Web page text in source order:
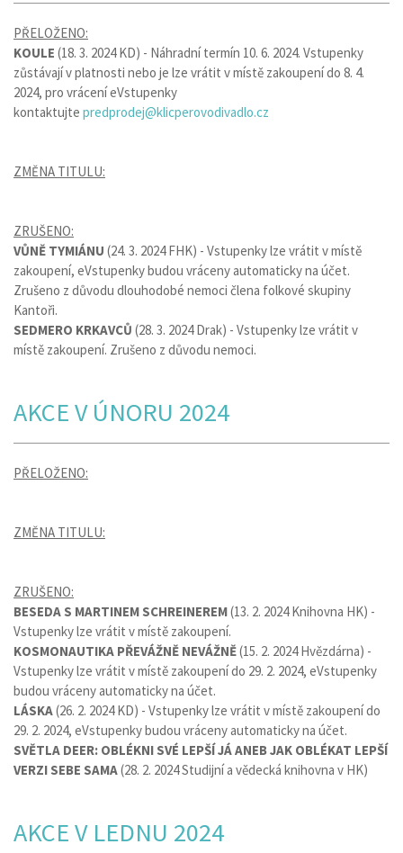
PŘELOŽENO:
KOULE (18. 3. 2024 KD) - Náhradní termín 10. 6. 2024. Vstupenky
zůstávají v platnosti nebo je lze vrátit v místě zakoupení do 8. 4.
2024, pro vrácení eVstupenky
kontaktujte predprodej@klicperovodivadlo.cz
ZMĚNA TITULU:
ZRUŠENO:
VŮNĚ TYMIÁNU (24. 3. 2024 FHK) - Vstupenky lze vrátit v místě
zakoupení, eVstupenky budou vráceny automaticky na účet.
Zrušeno z důvodu dlouhodobé nemoci člena folkové skupiny
Kantoři.
SEDMERO KRKAVCŮ (28. 3. 2024 Drak) - Vstupenky lze vrátit v
místě zakoupení. Zrušeno z důvodu nemoci.
AKCE V ÚNORU 2024
PŘELOŽENO:
ZMĚNA TITULU:
ZRUŠENO:
BESEDA S MARTINEM SCHREINEREM(13. 2. 2024 Knihovna HK) -
Vstupenky lze vrátit v místě zakoupení.
KOSMONAUTIKA PŘEVÁŽNĚ NEVÁŽNĚ(15. 2. 2024 Hvězdárna) -
Vstupenky lze vrátit v místě zakoupení do 29. 2. 2024, eVstupenky
budou vráceny automaticky na účet.
LÁSKA(26. 2. 2024 KD) - Vstupenky lze vrátit v místě zakoupení do
29. 2. 2024, eVstupenky budou vráceny automaticky na účet.
SVĚTLA DEER: OBLÉKNI SVÉ LEPŠÍ JÁ ANEB JAK OBLÉKAT LEPŠÍ
VERZI SEBE SAMA(28. 2. 2024 Studijní a vědecká knihovna v HK)
AKCE V LEDNU 2024